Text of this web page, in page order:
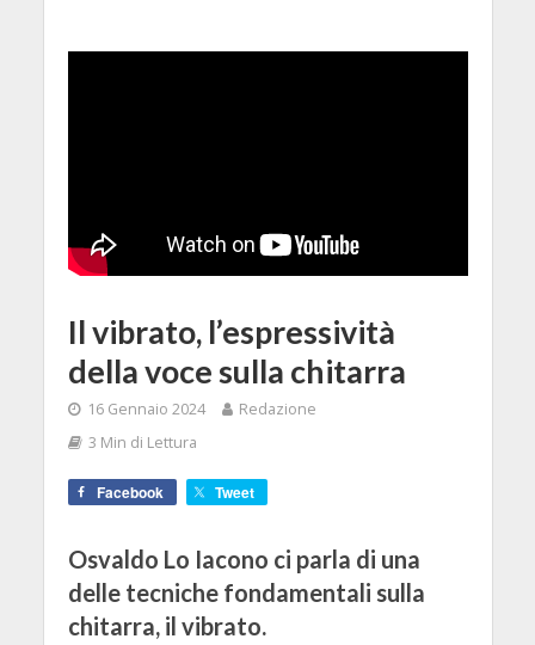
Il vibrato, l’espressività
della voce sulla chitarra
16 Gennaio 2024
Redazione
3 Min di Lettura
Facebook Tweet
Osvaldo Lo Iacono ci parla di una
delle tecniche fondamentali sulla
chitarra, il vibrato.